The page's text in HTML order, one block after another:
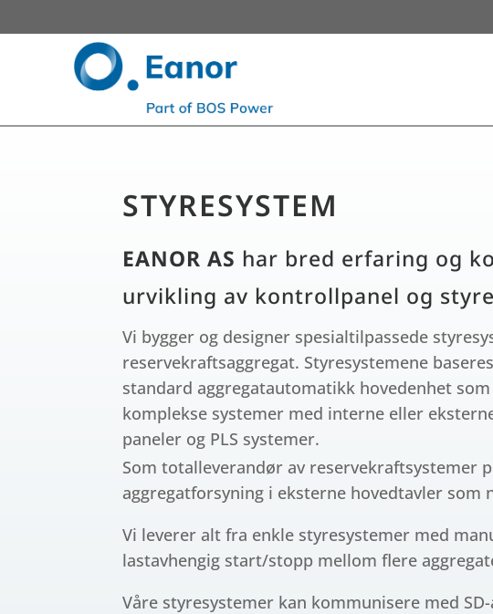
STYRESYSTEM
EANOR AS har bred erfaring og
urvikling av kontrollpanel og
Vi bygger og designer spesialtilpassede
reservekraftsaggregat. Styresystemene
standard aggregatautomatikk hovedenhet
komplekse systemer med interne eller
paneler og PLS systemer.
Som totalleverandør av
aggregatforsyning i eksterne hovedtavler
Vi leverer alt fra enkle styresystemer med
lastavhengig start/stopp mellom flere
Våre styresystemer kan kommunisere med